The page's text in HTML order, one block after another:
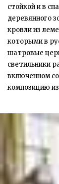
стойкой и в
деревянного
кровли из
которыми в
шатровые
светильники
включенном
композицию